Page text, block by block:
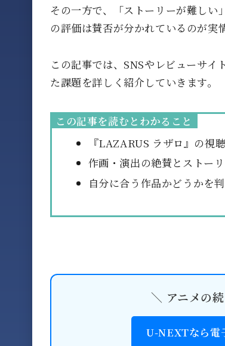
その一方で、「ストーリーが難し
の評価は賛否が分かれているのが実
この記事では、SNSやレビューサ
た課題を詳しく紹介していきます。
この記事を読むとわかること
『LAZARUS ラザロ』の視
作画・演出の絶賛とストー
自分に合う作品かどうかを
＼ アニメの
U-NEXTなら電